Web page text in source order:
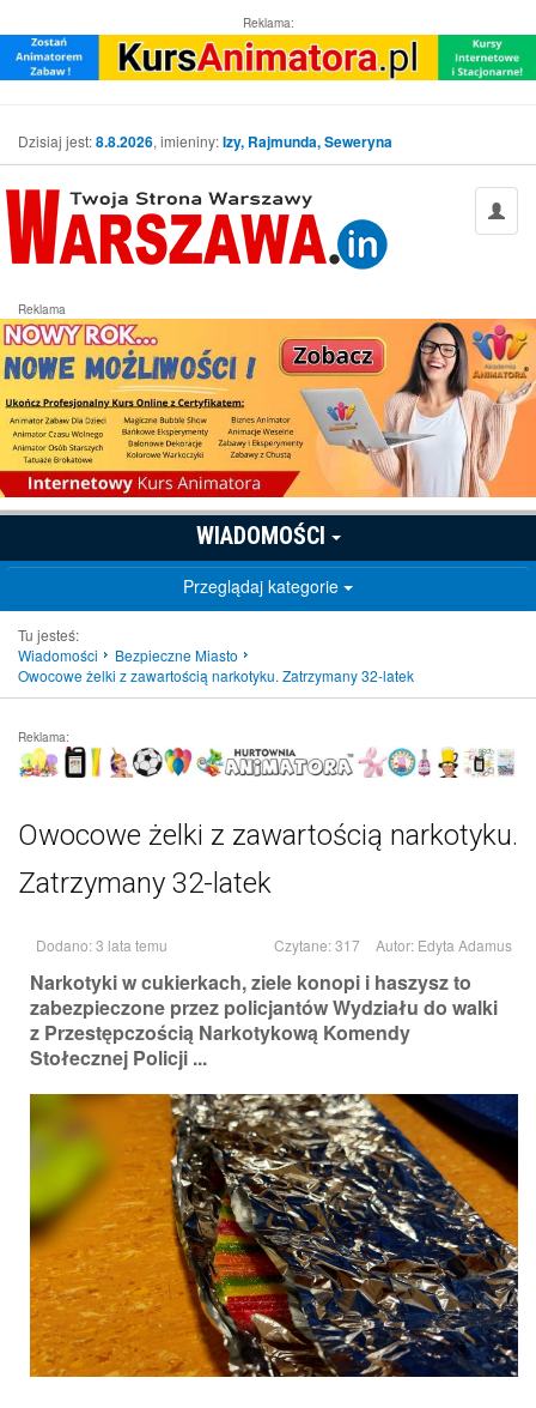
Reklama:
Dzisiaj jest:8.8.2026, imieniny:Izy, Rajmunda, Seweryna
Reklama
WIADOMOŚCI
Przeglądaj kategorie
Tu jesteś:
Wiadomości
Bezpieczne Miasto
Owocowe żelki z zawartością narkotyku. Zatrzymany 32-latek
Reklama:
Owocowe żelki z zawartością narkotyku.
Zatrzymany 32-latek
Dodano: 3 lata temu Czytane: 317 Autor: Edyta Adamus
Narkotyki w cukierkach, ziele konopi i haszysz to
zabezpieczone przez policjantów Wydziału do walki
z Przestępczością Narkotykową Komendy
Stołecznej Policji ...